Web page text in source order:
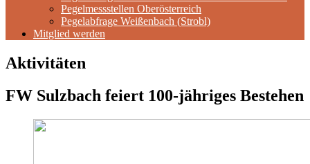
Pegelmessstellen Oberösterreich
Pegelabfrage Weißenbach (Strobl)
Mitglied werden
Aktivitäten
FW Sulzbach feiert 100-jähriges Bestehen